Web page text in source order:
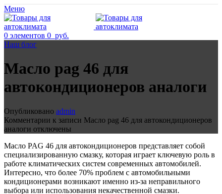
Меню
0 элементов 0 руб.
Наш блог
Масло pag 46 для
автокондиционеров аналоги
Опубликовано admin
Комментарии к записи Масло pag 46 для автокондиционеров
аналоги отключены
Масло PAG 46 для автокондиционеров представляет собой
специализированную смазку, которая играет ключевую роль в
работе климатических систем современных автомобилей.
Интересно, что более 70% проблем с автомобильными
кондиционерами возникают именно из-за неправильного
выбора или использования некачественной смазки.